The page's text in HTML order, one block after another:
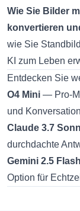
Wie Sie Bilder
konvertieren
wie Sie
KI zum Leben
Entdecken Sie
O4 Mini — Pro-
und
Claude 3.7
durchdachte
Gemini 2.5
Option für